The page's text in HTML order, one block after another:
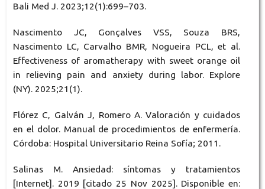
Bali Med J. 2023;12(1):699–703.
Nascimento JC, Gonçalves VSS, Souza BRS,
Nascimento LC, Carvalho BMR, Nogueira PCL, et al.
Effectiveness of aromatherapy with sweet orange oil
in relieving pain and anxiety during labor. Explore
(NY). 2025;21(1).
Flórez C, Galván J, Romero A. Valoración y cuidados
en el dolor. Manual de procedimientos de enfermería.
Córdoba: Hospital Universitario Reina Sofía; 2011.
Salinas M. Ansiedad: síntomas y tratamientos
[Internet]. 2019 [citado 25 Nov 2025]. Disponible en: